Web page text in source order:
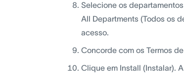
Selecione os
All Departments (Todos os
acesso.
Concorde com os Termos
Clique em Install (Instalar).